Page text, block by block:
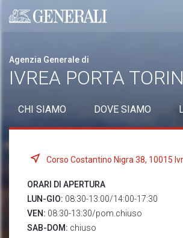
Generali logo
Agenzia Generale di
IVREA PORTA
CHI SIAMO DOVE SIAMO
Corso Costantino Nigra 38, 10015
ORARI DI APERTURA
LUN-GIO: 08:30-13:00/14:00-17:30
VEN: 08:30-13:30/pom.chiuso
SAB-DOM: chiuso